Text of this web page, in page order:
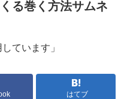
る巻く方法サムネ
ています」
はてブ